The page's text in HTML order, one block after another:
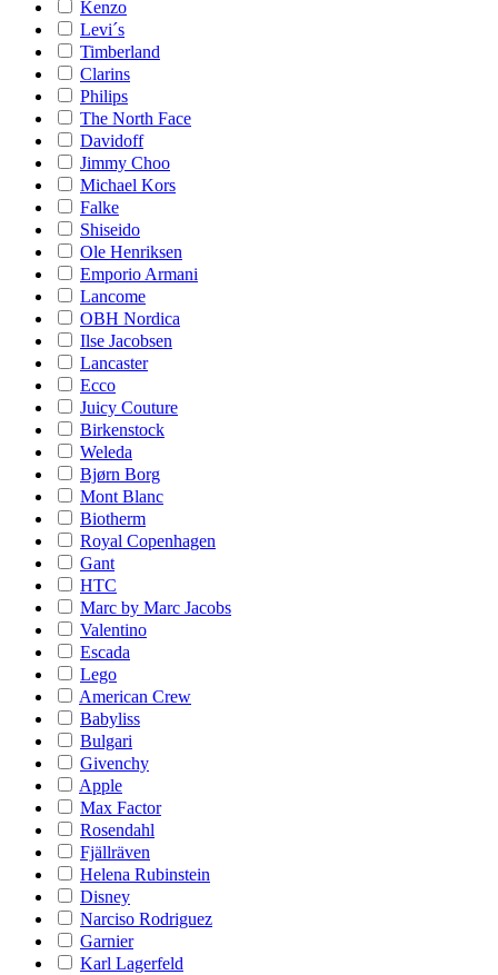
Kenzo
Levi´s
Timberland
Clarins
Philips
The North Face
Davidoff
Jimmy Choo
Michael Kors
Falke
Shiseido
Ole Henriksen
Emporio Armani
Lancome
OBH Nordica
Ilse Jacobsen
Lancaster
Ecco
Juicy Couture
Birkenstock
Weleda
Bjørn Borg
Mont Blanc
Biotherm
Royal Copenhagen
Gant
HTC
Marc by Marc Jacobs
Valentino
Escada
Lego
American Crew
Babyliss
Bulgari
Givenchy
Apple
Max Factor
Rosendahl
Fjällräven
Helena Rubinstein
Disney
Narciso Rodriguez
Garnier
Karl Lagerfeld